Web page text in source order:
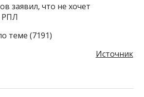
заявил, что не хочет
РПЛ
теме (7191)
Источник